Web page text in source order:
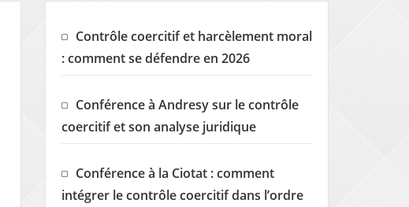
Contrôle coercitif et harcèlement moral
: comment se défendre en 2026
Conférence à Andresy sur le contrôle
coercitif et son analyse juridique
Conférence à la Ciotat : comment
intégrer le contrôle coercitif dans l’ordre